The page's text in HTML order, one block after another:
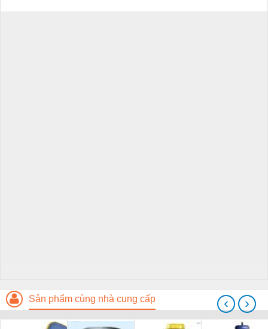
Sản phẩm cùng nhà cung cấp ‹ ›